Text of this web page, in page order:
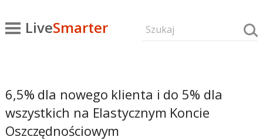
LiveSmarter
6,5% dla nowego klienta i do 5% dla
wszystkich na Elastycznym Koncie
Oszczędnościowym